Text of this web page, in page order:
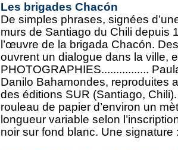
Les brigades Chacón
De simples phrases, signées
murs de Santiago du Chili depuis
l’œuvre de la brigada Chacón.
ouvrent un dialogue dans la ville,
PHOTOGRAPHIES................
Danilo Bahamondes, reproduites
des éditions SUR (Santiago,
rouleau de papier d’environ un
longueur variable selon
noir sur fond blanc. Une signature